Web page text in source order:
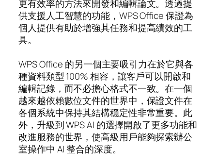
更有效率的方法來開發和編輯論文。透過提
供支援人工智慧的功能，WPS Office 保證為
個人提供有助於增強其任務和提高績效的工
具。
WPS Office 的另一個主要吸引力在於它與各
種資料類型 100% 相容，讓客戶可以開啟和
編輯記錄，而不必擔心格式不一致。在一個
越來越依賴數位文件的世界中，保證文件在
各個系統中保持其結構穩定性非常重要。此
外，升級到 WPS AI 的選擇開啟了更多功能和
改進服務的世界，使高級用戶能夠探索辦公
室操作中 AI 整合的深度。